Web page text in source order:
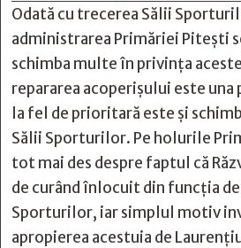
Odată cu trecerea Sălii
administrarea Primăriei Pitești
schimba multe în privința
repararea acoperișului este una
la fel de prioritară este și
Sălii Sporturilor. Pe holurile
tot mai des despre faptul că
de curând înlocuit din funcția
Sporturilor, iar simplul motiv
apropierea acestuia de